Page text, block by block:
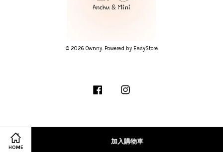
HOME
加入購物車
© 2026 Ownny. Powered by EasyStore
Facebook